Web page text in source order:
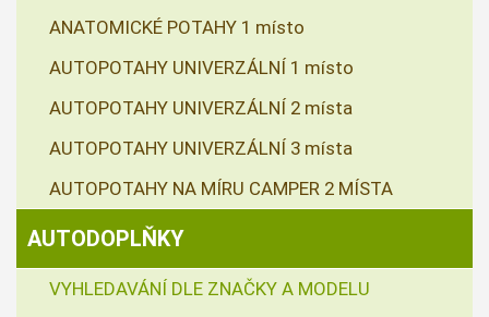
ANATOMICKÉ POTAHY 1 místo
AUTOPOTAHY UNIVERZÁLNÍ 1 místo
AUTOPOTAHY UNIVERZÁLNÍ 2 místa
AUTOPOTAHY UNIVERZÁLNÍ 3 místa
AUTOPOTAHY NA MÍRU CAMPER 2 MÍSTA
AUTODOPLŇKY
VYHLEDAVÁNÍ DLE ZNAČKY A MODELU